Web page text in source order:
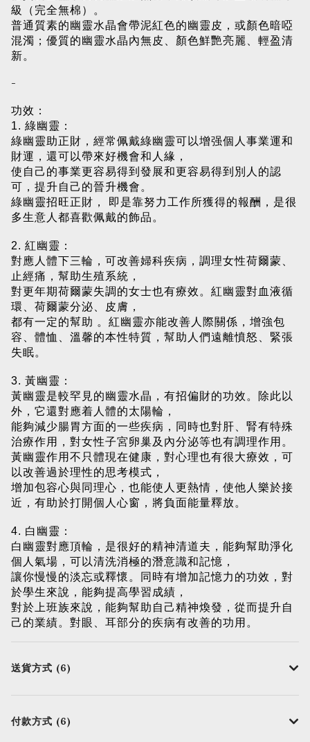
級（完全無棉）。
普通質素的幽靈水晶會帶泥紅色的幽靈皮，或顏色暗啞
混濁；優質的幽靈水晶內無皮、顏色鮮艷亮麗、輕盈清
新。
-
功效：
1. 綠幽靈：
綠幽靈助正財，經常佩戴綠幽靈可以增强個人事業運和
財運，還可以帶來好機會和人緣，
使自己的事業更容易得到發展和更容易得到別人的認
可，提升自己的晉升機會。
綠幽靈招旺正財， 即是靠努力工作所獲得的報酬，是很
多生意人都喜歡佩戴的飾品。
2. 紅幽靈：
對應人體下三輪，可改善婦科疾病，調理女性荷爾蒙、
止經痛，幫助生殖系統，
對更年期荷爾蒙失調的女士也有療效。紅幽靈對血液循
環、荷爾蒙分泌、皮膚，
都有一定的幫助 。紅幽靈亦能改善人際關係，增強包
容、體恤、溫馨的本性特質，幫助人們遠離憤怒、緊張
失眠。
3. 黃幽靈：
黃幽靈是較罕見的幽靈水晶，有招偏財的功效。除此以
外，它還對應着人體的太陽輪，
能夠減少腸胃方面的一些疾病，同時也對肝、腎有特殊
治療作用，對女性子宮卵巢及內分泌等也有調理作用。
黃幽靈作用不只體現在健康，對心理也有很大療效，可
以改善過於理性的思考模式，
增加包容心與同理心，也能使人更熱情，使他人樂於接
近，有助於打開個人心窗，將負面能量釋放。
4. 白幽靈：
白幽靈對應頂輪，是很好的精神清道夫，能夠幫助淨化
個人氣場，可以清洗消極的潛意識和記憶，
讓你慢慢的淡忘或釋懷。同時有增加記憶力的功效，對
於學生來說，能夠提高學習成績，
對於上班族來說，能夠幫助自己精神煥發，從而提升自
己的業績。對眼、耳部分的疾病有改善的功用。
送貨方式 (6)
付款方式 (6)